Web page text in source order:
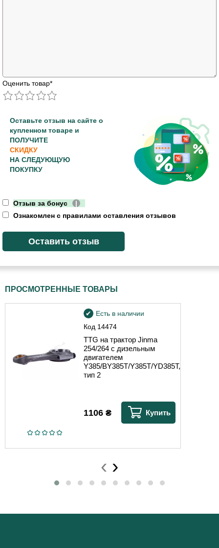
Оценить товар*
Оставьте отзыв на сайте о
купленном товаре и
ПОЛУЧИТЕ
СКИДКУ
НА СЛЕДУЮЩУЮ
ПОКУПКУ
Отзыв за бонус
|
Ознакомлен с правилами оставления отзывов
ПРОСМОТРЕННЫЕ ТОВАРЫ
Код 14474
Есть в наличии
TTG на трактор Jinma
254/264 с дизельным
двигателем
Y385/BY385T/Y385T/YD385T,
тип 2
1106 ₴ Купить
‹ ›